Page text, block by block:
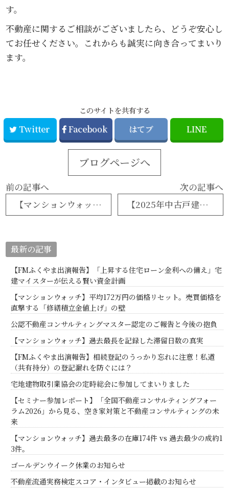
す。
不動産に関するご相談がございましたら、どうぞ安心し
てお任せください。これからも誠実に向き合ってまいり
ます。
このサイトを共有する
Twitter Facebook はてブ LINE
ブログページへ
前の記事へ
【マンションウォッチ】在庫日数は288日へ。「築浅神話」の変化と、2026年に向けた準備
次の記事へ
【2025年中古戸建市場分析】成約増も「伸び」に陰り。地価上昇の波に乗れない中古戸建市場の実態
最新の記事
【FMふくやま出演報告】「上昇する住宅ローン金利への備え」宅
建マイスターが伝える賢い資金計画
【マンションウォッチ】平均172万円の価格リセット。売買価格を
直撃する「修繕積立金値上げ」の壁
公認不動産コンサルティングマスター認定のご報告と今後の抱負
【マンションウォッチ】過去最長を記録した滞留日数の真実
【FMふくやま出演報告】相続登記のうっかり忘れに注意！私道
（共有持分）の登記漏れを防ぐには？
宅地建物取引業協会の定時総会に参加してまいりました
【セミナー参加レポート】「全国不動産コンサルティングフォー
ラム2026」から見る、空き家対策と不動産コンサルティングの未
来
【マンションウォッチ】過去最多の在庫174件 vs 過去最少の成約1
3件。
ゴールデンウイーク休業のお知らせ
不動産流通実務検定スコア・インタビュー掲載のお知らせ